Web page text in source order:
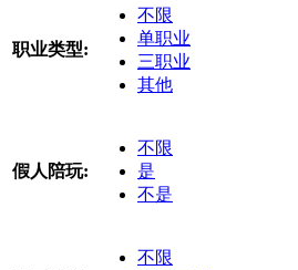
职业类型:
不限
单职业
三职业
其他
假人陪玩:
不限
是
不是
不限